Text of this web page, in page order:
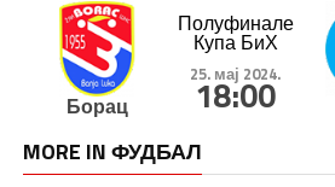
Борац
Полуфинале
Купа БиХ
25. мај 2024.
18:00
MORE IN ФУДБАЛ